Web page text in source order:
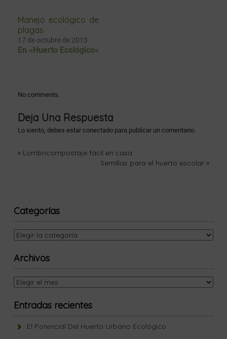
Manejo ecológico de
plagas
17 de octubre de 2013
En «Huerto Ecológico»
No comments.
Deja Una Respuesta
Lo siento, debes estar conectado para publicar un comentario.
« Lombricompostaje fácil en casa
Semillas para el huerto escolar »
Categorías
Archivos
Entradas recientes
El Potencial Del Huerto Urbano Ecológico